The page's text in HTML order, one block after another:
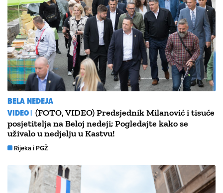
BELA NEDEJA
VIDEO | (FOTO, VIDEO) Predsjednik Milanović i tisuće
posjetitelja na Beloj nedeji; Pogledajte kako se
uživalo u nedjelju u Kastvu!
Rijeka i PGŽ